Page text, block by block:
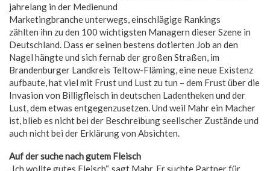
jahrelang in der Medienund
Marketingbranche unterwegs, einschlägige Rankings
zählten ihn zu den 100 wichtigsten Managern dieser Szene in
Deutschland. Dass er seinen bestens dotierten Job an den
Nagel hängte und sich fernab der großen Straßen, im
Brandenburger Landkreis Teltow-Fläming, eine neue Existenz
aufbaute, hat viel mit Frust und Lust zu tun – dem Frust über die
Invasion von Billigfleisch in deutschen Ladentheken und der
Lust, dem etwas entgegenzusetzen. Und weil Mahr ein Macher
ist, blieb es nicht bei der Beschreibung seelischer Zustände und
auch nicht bei der Erklärung von Absichten.
Auf der suche nach gutem Fleisch
„Ich wollte gutes Fleisch“, sagt Mahr. Er suchte Partner für